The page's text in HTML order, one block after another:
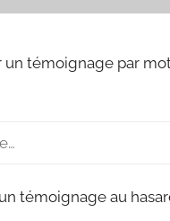
un témoignage par
témoignage au